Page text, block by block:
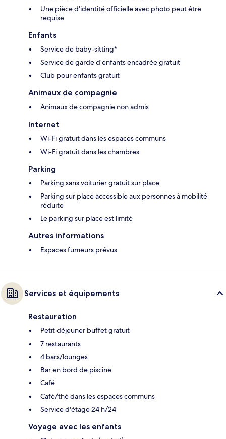
Une pièce d'identité officielle avec photo peut être
requise
Enfants
Service de baby-sitting*
Service de garde d’enfants encadrée gratuit
Club pour enfants gratuit
Animaux de compagnie
Animaux de compagnie non admis
Internet
Wi-Fi gratuit dans les espaces communs
Wi-Fi gratuit dans les chambres
Parking
Parking sans voiturier gratuit sur place
Parking sur place accessible aux personnes à mobilité
réduite
Le parking sur place est limité
Autres informations
Espaces fumeurs prévus
Services et équipements
Restauration
Petit déjeuner buffet gratuit
7 restaurants
4 bars/lounges
Bar en bord de piscine
Café
Café/thé dans les espaces communs
Service d'étage 24 h/24
Voyage avec les enfants